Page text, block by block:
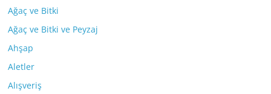
Ağaç ve Bitki
Ağaç ve Bitki ve Peyzaj
Ahşap
Aletler
Alışveriş